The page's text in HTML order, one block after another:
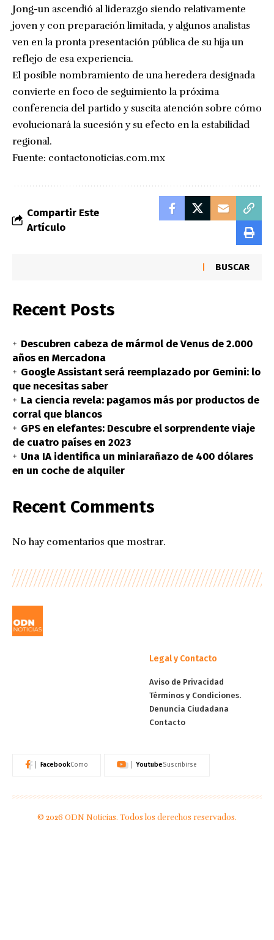
Jong-un ascendió al liderazgo siendo relativamente
joven y con preparación limitada, y algunos analistas
ven en la pronta presentación pública de su hija un
reflejo de esa experiencia.
El posible nombramiento de una heredera designada
convierte en foco de seguimiento la próxima
conferencia del partido y suscita atención sobre cómo
evolucionará la sucesión y su efecto en la estabilidad
regional.
Fuente: contactonoticias.com.mx
Compartir Este
Artículo
BUSCAR
Recent Posts
Descubren cabeza de mármol de Venus de 2.000
años en Mercadona
Google Assistant será reemplazado por Gemini: lo
que necesitas saber
La ciencia revela: pagamos más por productos de
corral que blancos
GPS en elefantes: Descubre el sorprendente viaje
de cuatro países en 2023
Una IA identifica un miniarañazo de 400 dólares
en un coche de alquiler
Recent Comments
No hay comentarios que mostrar.
Legal y Contacto
Aviso de Privacidad
Términos y Condiciones.
Denuncia Ciudadana
Contacto
FacebookComo YoutubeSuscribirse
© 2026 ODN Noticias. Todos los derechos reservados.